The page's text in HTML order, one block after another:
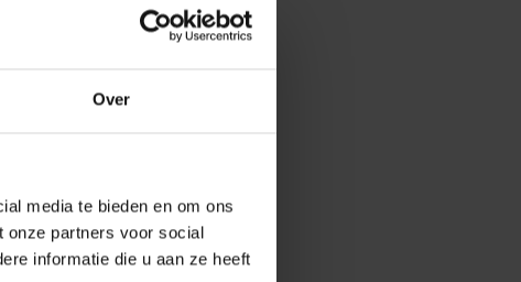
Over
media te bieden en om ons
onze partners voor social
informatie die u aan ze heeft